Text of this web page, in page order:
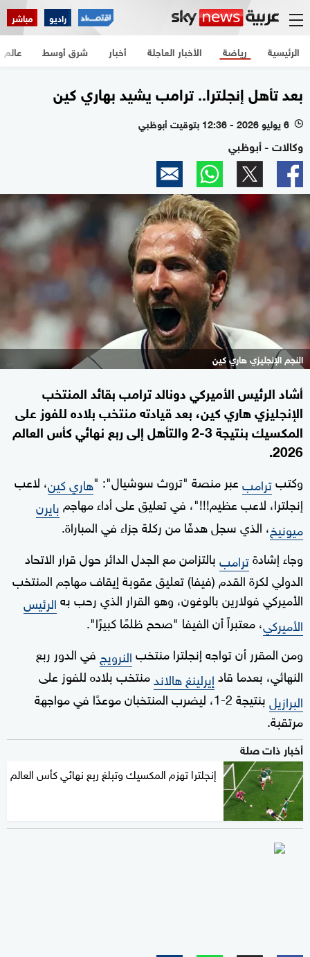
راديو مباشر
الرئيسية الأخبار العاجلة أخبار شرق أوسط عالم رياضة
بعد تأهل إنجلترا.. ترامب يشيد بهاري كين
l 6 يوليو 2026 - 12:36 بتوقيت أبوظبي
وكالات - أبوظبي
النجم الإنجليزي هاري كين
أشاد الرئيس الأميركي دونالد ترامب بقائد المنتخب
الإنجليزي هاري كين، بعد قيادته منتخب بلاده للفوز على
المكسيك بنتيجة 3-2 والتأهل إلى ربع نهائي كأس العالم
2026.
وكتبترامبعبر منصة "تروث سوشيال": "هاري كين، لاعب
إنجلترا، لاعب عظيم!!!"، في تعليق على أداء مهاجمبايرن
ميونيخ، الذي سجل هدفًا من ركلة جزاء في المباراة.
وجاء إشادةترامببالتزامن مع الجدل الدائر حول قرار الاتحاد
الدولي لكرة القدم (فيفا) تعليق عقوبة إيقاف مهاجم المنتخب
الأميركي فولارين بالوغون، وهو القرار الذي رحب بهالرئيس
الأميركي، معتبراً أن الفيفا "صحح ظلمًا كبيرًا".
ومن المقرر أن تواجه إنجلترا منتخبالنرويج في الدور ربع
النهائي، بعدما قادإيرلينغ هالاندمنتخب بلاده للفوز على
البرازيل
بنتيجة 2-1، ليضرب المنتخبان موعدًا في مواجهة
مرتقبة.
أخبار ذات صلة
إنجلترا تهزم المكسيك وتبلغ ربع نهائي كأس العالم